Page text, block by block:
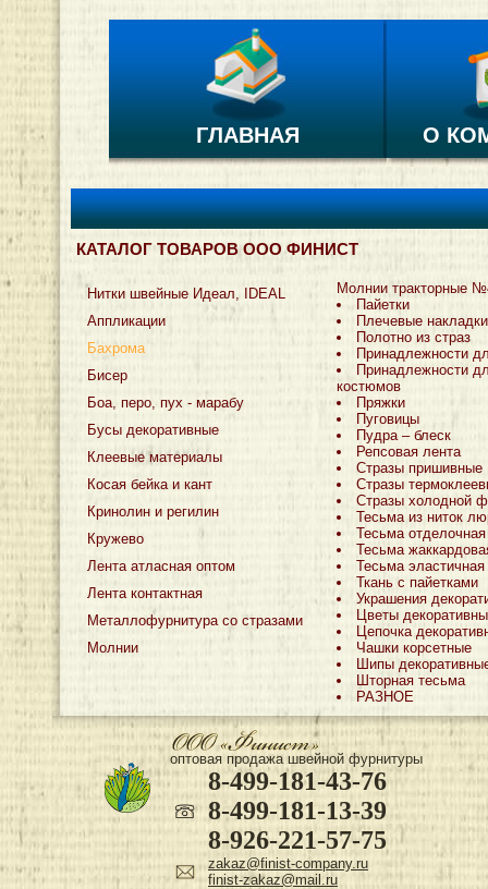
ГЛАВНАЯ О
КАТАЛОГ ТОВАРОВ ООО ФИНИСТ
Нитки швейные Идеал, IDEAL
Аппликации
Бахрома
Бисер
Боа, перо, пух - марабу
Бусы декоративные
Клеевые материалы
Косая бейка и кант
Кринолин и регилин
Кружево
Лента атласная оптом
Лента контактная
Металлофурнитура со стразами
Молнии
Молнии тракторные
Пайетки
Плечевые накладки
Полотно из страз
Принадлежности
Принадлежности
костюмов
Пряжки
Пуговицы
Пудра – блеск
Репсовая лента
Стразы пришивные
Стразы
Стразы холодной
Тесьма из ниток
Тесьма отделочная
Тесьма
Тесьма эластичная
Ткань с пайетками
Украшения
Цветы
Цепочка
Чашки корсетные
Шипы
Шторная тесьма
РАЗНОЕ
оптовая продажа швейной фурнитуры
8-499-181-43-76
8-499-181-13-39
8-926-221-57-75
zakaz@finist-company.ru
finist-zakaz@mail.ru